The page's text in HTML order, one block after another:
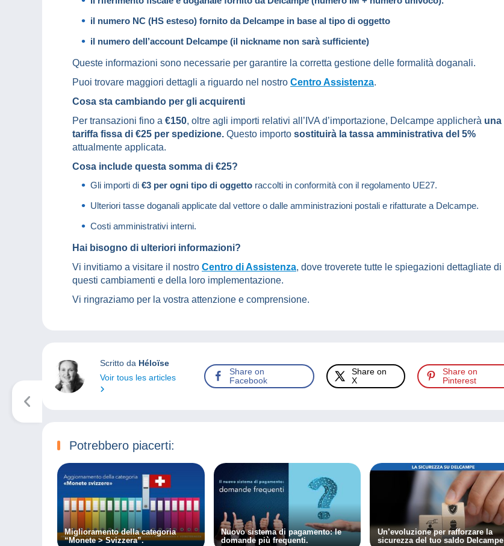
il numero NC (HS esteso) fornito da Delcampe in base al tipo di oggetto
il numero dell’account Delcampe (il nickname non sarà sufficiente)
Queste informazioni sono necessarie per garantire la corretta gestione delle formalità doganali.
Puoi trovare maggiori dettagli a riguardo nel nostro Centro Assistenza.
Cosa sta cambiando per gli acquirenti
Per transazioni fino a €150, oltre agli importi relativi all’IVA d’importazione, Delcampe applicherà una
tariffa fissa di €25 per spedizione. Questo importo sostituirà la tassa amministrativa del 5%
attualmente applicata.
Cosa include questa somma di €25?
Gli importi di €3 per ogni tipo di oggetto raccolti in conformità con il regolamento UE27.
Ulteriori tasse doganali applicate dal vettore o dalle amministrazioni postali e rifatturate a Delcampe.
Costi amministrativi interni.
Hai bisogno di ulteriori informazioni?
Vi invitiamo a visitare il nostro Centro di Assistenza, dove troverete tutte le spiegazioni dettagliate di
questi cambiamenti e della loro implementazione.
Vi ringraziamo per la vostra attenzione e comprensione.
Scritto da Héloïse
Voir tous les articles
Share on
Facebook
Share on
X
Share on
Pinterest
Potrebbero piacerti:
Miglioramento della categoria
“Monete > Svizzera”.
Nuovo sistema di pagamento: le
domande più frequenti.
Un’evoluzione per rafforzare la
sicurezza del tuo saldo Delcampe